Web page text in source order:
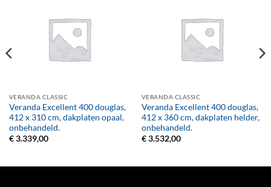
VERANDA CLASSIC
Veranda Excellent 400 douglas,
412 x 310 cm, dakplaten opaal,
onbehandeld.
€3.339,00
VERANDA CLASSIC
Veranda Excellent 400 douglas,
412 x 360 cm, dakplaten helder,
onbehandeld.
€3.532,00